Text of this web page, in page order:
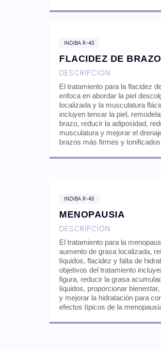
INDIBA R-45
FLACIDEZ DE
DESCRIPCIÓN
El tratamiento para la flacidez
enfoca en abordar la piel
localizada y la musculatura
incluyen tensar la piel,
brazo, reducir la adiposidad,
musculatura y mejorar el
brazos más firmes y
INDIBA R-45
MENOPAUSIA
DESCRIPCIÓN
El tratamiento para la
aumento de grasa localizada,
líquidos, flacidez y falta de
objetivos del tratamiento
figura, reducir la grasa
líquidos, proporcionar
y mejorar la hidratación para
efectos típicos de la